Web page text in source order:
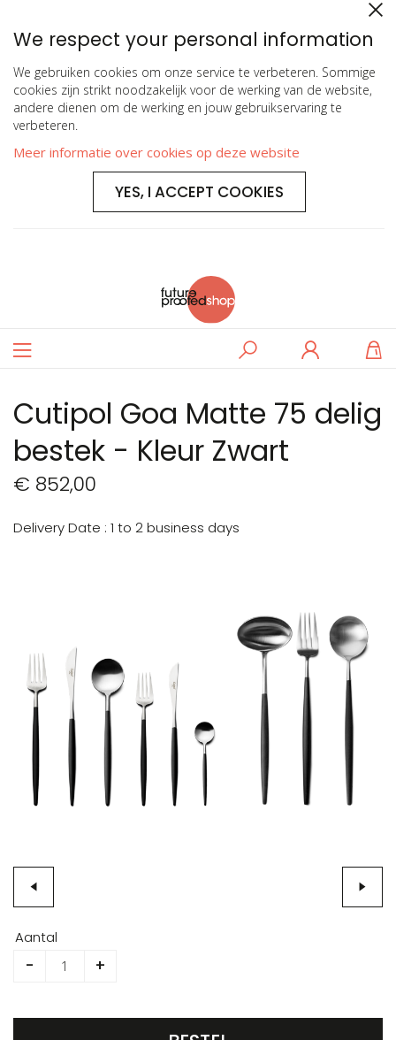
We respect your personal information
We gebruiken cookies om onze service te verbeteren. Sommige
cookies zijn strikt noodzakelijk voor de werking van de website,
andere dienen om de werking en jouw gebruikservaring te
verbeteren.
Meer informatie over cookies op deze website
YES, I ACCEPT COOKIES
Toggle
Zoeken
Cutipol Goa Matte 75 delig
bestek - Kleur Zwart
€ 852,00
Delivery Date 1 to 2 business days
afbeeldingen-
gallerij
naar
de
Aantal
- +